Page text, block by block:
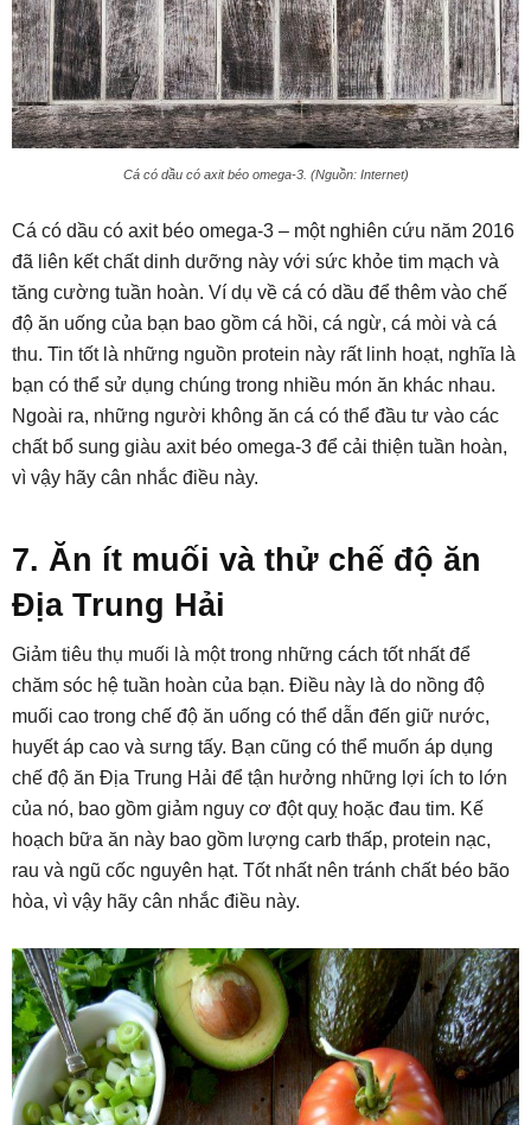
Cá có dầu có axit béo omega-3. (Nguồn: Internet)
Cá có dầu có axit béo omega-3 – một nghiên cứu năm 2016
đã liên kết chất dinh dưỡng này với sức khỏe tim mạch và
tăng cường tuần hoàn. Ví dụ về cá có dầu để thêm vào chế
độ ăn uống của bạn bao gồm cá hồi, cá ngừ, cá mòi và cá
thu. Tin tốt là những nguồn protein này rất linh hoạt, nghĩa là
bạn có thể sử dụng chúng trong nhiều món ăn khác nhau.
Ngoài ra, những người không ăn cá có thể đầu tư vào các
chất bổ sung giàu axit béo omega-3 để cải thiện tuần hoàn,
vì vậy hãy cân nhắc điều này.
7. Ăn ít muối và thử chế độ ăn
Địa Trung Hải
Giảm tiêu thụ muối là một trong những cách tốt nhất để
chăm sóc hệ tuần hoàn của bạn. Điều này là do nồng độ
muối cao trong chế độ ăn uống có thể dẫn đến giữ nước,
huyết áp cao và sưng tấy. Bạn cũng có thể muốn áp dụng
chế độ ăn Địa Trung Hải để tận hưởng những lợi ích to lớn
của nó, bao gồm giảm nguy cơ đột quỵ hoặc đau tim. Kế
hoạch bữa ăn này bao gồm lượng carb thấp, protein nạc,
rau và ngũ cốc nguyên hạt. Tốt nhất nên tránh chất béo bão
hòa, vì vậy hãy cân nhắc điều này.